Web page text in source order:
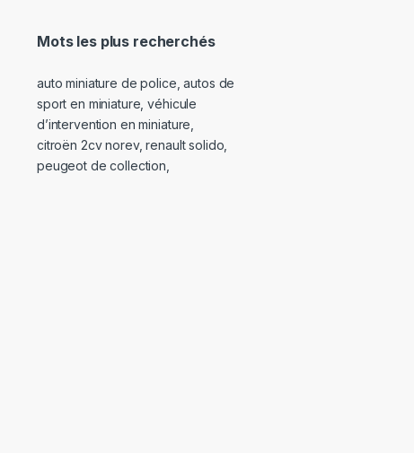
Mots les plus recherchés
auto miniature de police ,autos de
sport en miniature ,véhicule
d’intervention en miniature
citroën 2cv norev,renault solido
peugeot de collection